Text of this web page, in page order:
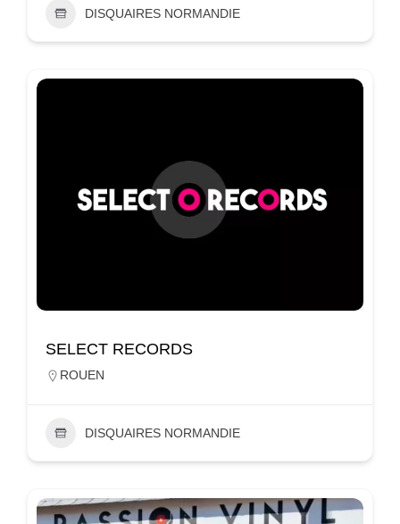
DISQUAIRES NORMANDIE
SELECT RECORDS
ROUEN
DISQUAIRES NORMANDIE